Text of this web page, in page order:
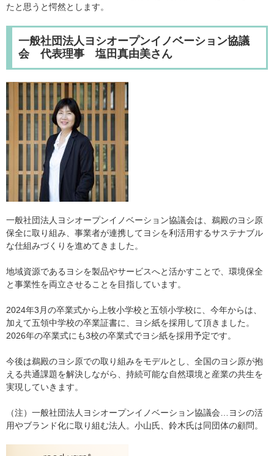
たと思うと愕然とします。
一般社団法人ヨシオープンイノベーション協議
会 代表理事 塩田真由美さん
一般社団法人ヨシオープンイノベーション協議会は、鵜殿のヨシ原
保全に取り組み、事業者が連携してヨシを利活用するサステナブル
な仕組みづくりを進めてきました。
地域資源であるヨシを製品やサービスへと活かすことで、環境保全
と事業性を両立させることを目指しています。
2024年3月の卒業式から上牧小学校と五領小学校に、今年からは、
加えて五領中学校の卒業証書に、ヨシ紙を採用して頂きました。
2026年の卒業式にも3校の卒業式でヨシ紙を採用予定です。
今後は鵜殿のヨシ原での取り組みをモデルとし、全国のヨシ原が抱
える共通課題を解決しながら、持続可能な自然環境と産業の共生を
実現していきます。
（注）一般社団法人ヨシオープンイノベーション協議会…ヨシの活
用やブランド化に取り組む法人。小山氏、鈴木氏は同団体の顧問。